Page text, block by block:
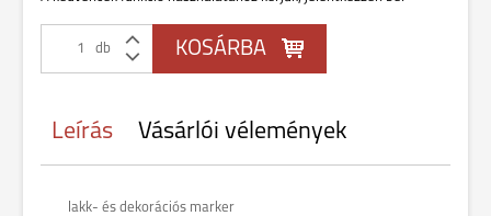
db
Leírás Vásárlói vélemények
lakk- és dekorációs marker